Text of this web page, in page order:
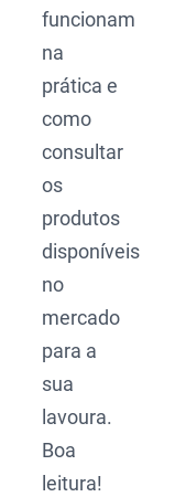
funcionam
na
prática e
como
consultar
os
produtos
disponíveis
no
mercado
para a
sua
lavoura.
Boa
leitura!